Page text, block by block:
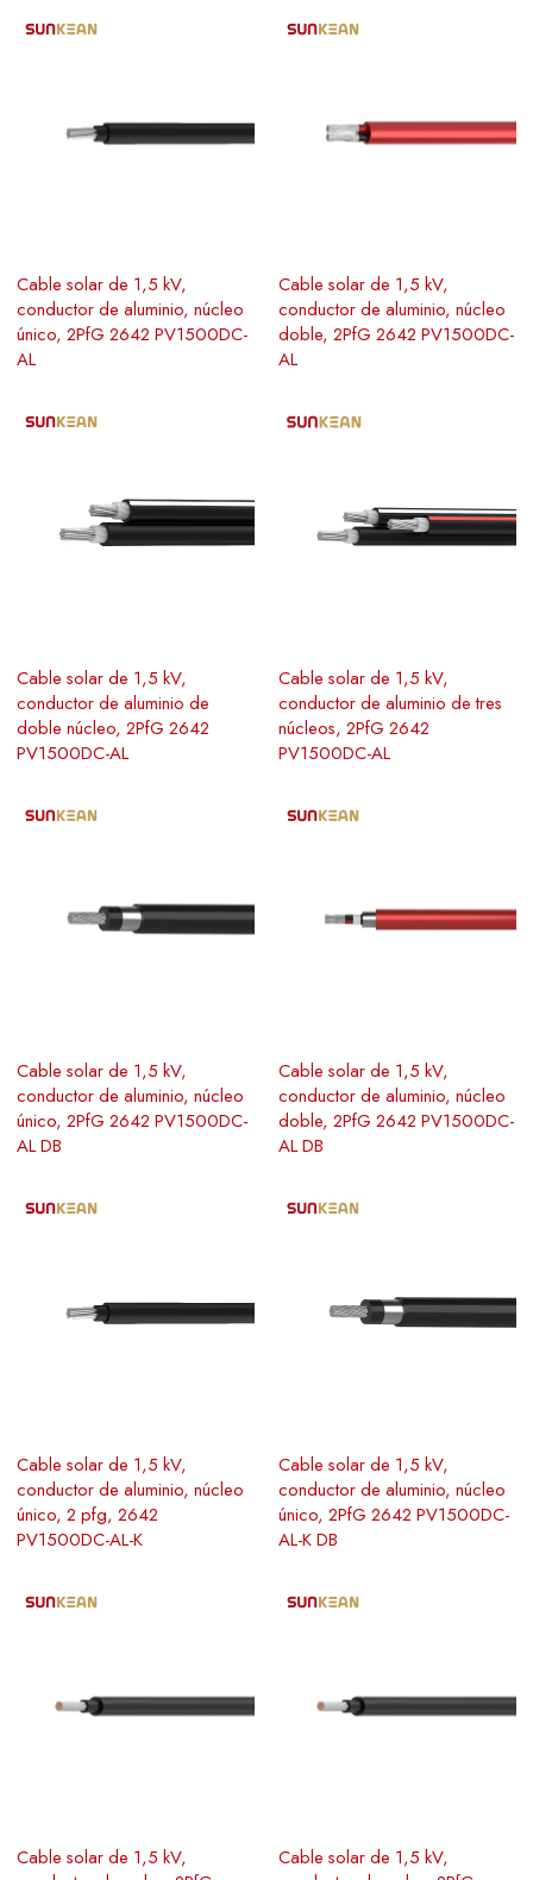
Cable solar de 1,5 kV,
conductor de aluminio, núcleo
único, 2PfG 2642 PV1500DC-
AL
Cable solar de 1,5 kV,
conductor de aluminio, núcleo
doble, 2PfG 2642 PV1500DC-
AL
Cable solar de 1,5 kV,
conductor de aluminio de
doble núcleo, 2PfG 2642
PV1500DC-AL
Cable solar de 1,5 kV,
conductor de aluminio de tres
núcleos, 2PfG 2642
PV1500DC-AL
Cable solar de 1,5 kV,
conductor de aluminio, núcleo
único, 2PfG 2642 PV1500DC-
AL DB
Cable solar de 1,5 kV,
conductor de aluminio, núcleo
doble, 2PfG 2642 PV1500DC-
AL DB
Cable solar de 1,5 kV,
conductor de aluminio, núcleo
único, 2 pfg, 2642
PV1500DC-AL-K
Cable solar de 1,5 kV,
conductor de aluminio, núcleo
único, 2PfG 2642 PV1500DC-
AL-K DB
Cable solar de 1,5 kV,
Cable solar de 1,5 kV,